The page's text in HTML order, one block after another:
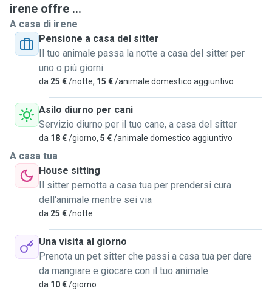
anche con altri animali. Disponibile per passeggiate al
nostro o al vostro domicilio. Gli animali la notte dormono
tutti in casa nelle loro cuccette(e sul letto o più anziani).
Precisione e puntualità. Se necessario disponibile alla
toelettatura con prodotti professionali con un sovrapprezzo
: bagnetto e spazzolata se richiesto. Presenza di una
notte. Ospitiamo animali di piccola taglia. Femmine solo se
non in calore dato che abbiamo 2 maschi interi. Disponibili a
richieste personalizzate su somministrazione cibi o
farmaci. Mandiamo foto e video costanti per tenervi
aggiornati sull'adattamento del vostro Pet nella nostra
famiglia.
irene offre ...
A casa di irene
Pensione a casa del sitter
Il tuo animale passa la notte a casa del sitter per
uno o più giorni
da 25 €/notte, 15 €/animale domestico aggiuntivo
Asilo diurno per cani
Servizio diurno per il tuo cane, a casa del sitter
da 18 €/giorno, 5 €/animale domestico aggiuntivo
A casa tua
House sitting
Il sitter pernotta a casa tua per prendersi cura
dell'animale mentre sei via
da 25 €/notte
Una visita al giorno
Prenota un pet sitter che passi a casa tua per dare
da mangiare e giocare con il tuo animale.
da 10 €/giorno